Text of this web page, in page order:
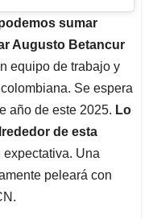
sumar
Augusto Betancur
equipo de trabajo y
Se espera
año de este 2025. Lo
de esta
expectativa. Una
peleará con